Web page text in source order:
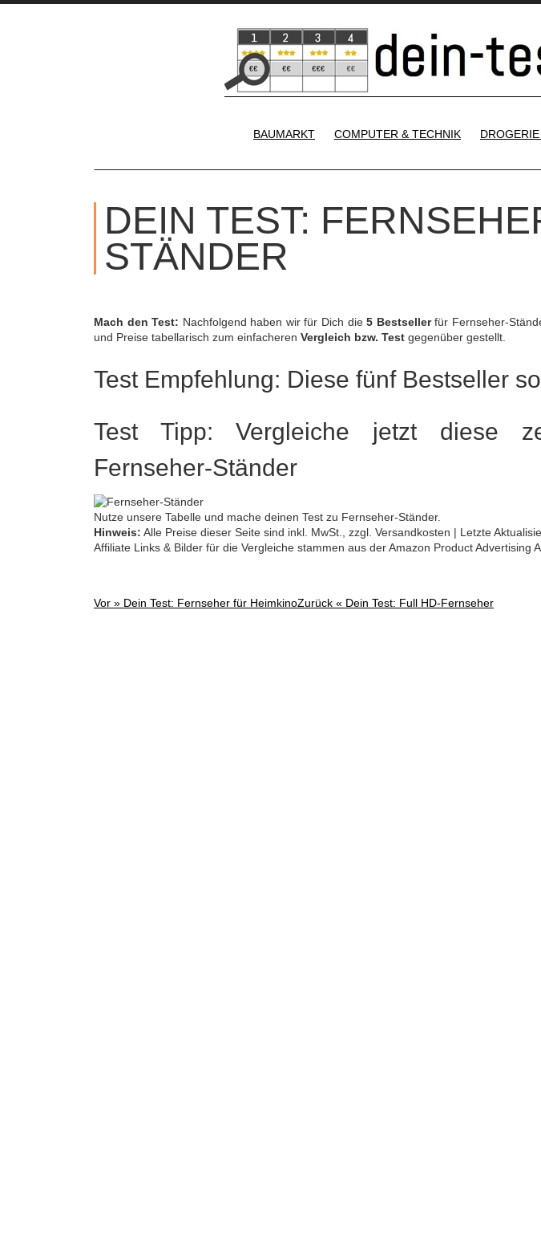
BAUMARKT
COMPUTER & TECHNIK
DEIN TEST:
STÄNDER
Mach den Test: Nachfolgend haben wir für Dich die5 Bestsellerfür Fernseher-
und Preise tabellarisch zum einfacheren Vergleich bzw. Test gegenüber gestellt.
Test Empfehlung: Diese fünf Bestseller
Test Tipp: Vergleiche jetzt diese
Fernseher-Ständer
Nutze unsere Tabelle und mache deinen Test zu Fernseher-Ständer.
Hinweis: Alle Preise dieser Seite sind inkl. MwSt., zzgl. Versandkosten | Letzte
Affiliate Links & Bilder für die Vergleiche stammen aus der Amazon Product Advertising
Post
Vor » Dein Test: Fernseher für HeimkinoZurück « Dein Test: Full HD-Fernseher